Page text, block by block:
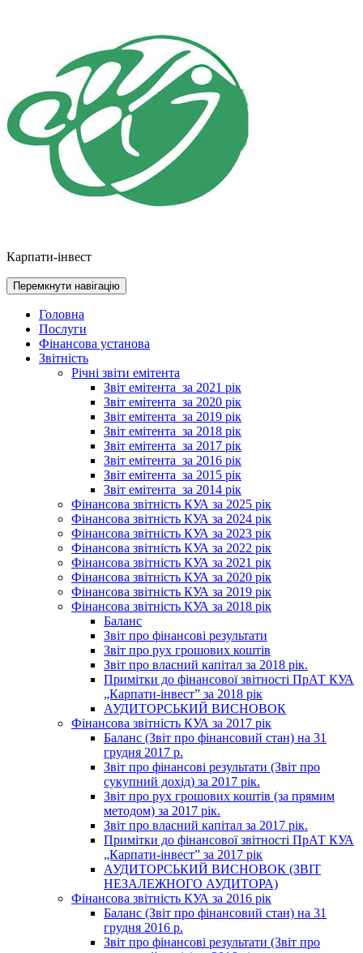
Карпати-інвест
Перемкнути навігацію
Головна
Послуги
Фінансова установа
Звітність
Річні звіти емітента
Звіт емітента_за 2021 рік
Звіт емітента_за 2020 рік
Звіт емітента_за 2019 рік
Звіт емітента_за 2018 рік
Звіт емітента_за 2017 рік
Звіт емітента_за 2016 рік
Звіт емітента_за 2015 рік
Звіт емітента_за 2014 рік
Фінансова звітність КУА за 2025 рік
Фінансова звітність КУА за 2024 рік
Фінансова звітність КУА за 2023 рік
Фінансова звітність КУА за 2022 рік
Фінансова звітність КУА за 2021 рік
Фінансова звітність КУА за 2020 рік
Фінансова звітність КУА за 2019 рік
Фінансова звітність КУА за 2018 рік
Баланс
Звіт про фінансові результати
Звіт про рух грошових коштів
Звіт про власний капітал за 2018 рік.
Примітки до фінансової звітності ПрАТ КУА
„Карпати-інвест” за 2018 рік
АУДИТОРСЬКИЙ ВИСНОВОК
Фінансова звітність КУА за 2017 рік
Баланс (Звіт про фінансовий стан) на 31
грудня 2017 р.
Звіт про фінансові результати (Звіт про
сукупний дохід) за 2017 рік.
Звіт про рух грошових коштів (за прямим
методом) за 2017 рік.
Звіт про власний капітал за 2017 рік.
Примітки до фінансової звітності ПрАТ КУА
„Карпати-інвест” за 2017 рік
АУДИТОРСЬКИЙ ВИСНОВОК (ЗВІТ
НЕЗАЛЕЖНОГО АУДИТОРА)
Фінансова звітність КУА за 2016 рік
Баланс (Звіт про фінансовий стан) на 31
грудня 2016 р.
Звіт про фінансові результати (Звіт про